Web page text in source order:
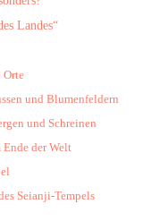
Landes“
Orte
und Blumenfeldern
und Schreinen
der Welt
Seianji-Tempels